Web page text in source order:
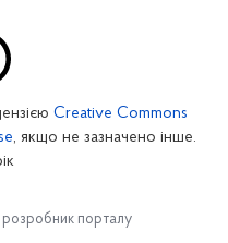
Creative Commons
, якщо не зазначено інше.
порталу